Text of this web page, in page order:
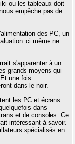
ou les tableaux doit
empêche pas de
des PC, un
ici même ne
s'apparenter à un
grands moyens qui
une fois
dans le noir.
les PC et écrans
dans
et de consoles. Ce
intéressant à savoir.
spécialisés en